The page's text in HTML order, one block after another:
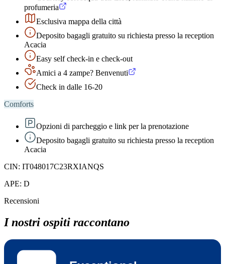
profumeria
Esclusiva mappa della città
Deposito bagagli gratuito su richiesta presso la reception
Acacia
Easy self check-in e check-out
Amici a 4 zampe? Benvenuti
Check in dalle 16-20
Comforts
Opzioni di parcheggio e link per la prenotazione
Deposito bagagli gratuito su richiesta presso la reception
Acacia
CIN: IT048017C23RXIANQS
APE: D
Recensioni
I nostri ospiti raccontano